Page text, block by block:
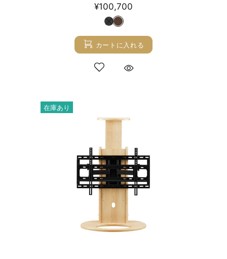
¥100,700
カートに入れる
在庫あり